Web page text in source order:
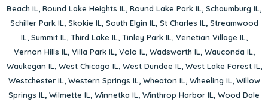
Beach IL, Round Lake Heights IL, Round Lake Park IL, Schaumburg IL,
Schiller Park IL, Skokie IL, South Elgin IL, St Charles IL, Streamwood
IL, Summit IL, Third Lake IL, Tinley Park IL, Venetian Village IL,
Vernon Hills IL, Villa Park IL, Volo IL, Wadsworth IL, Wauconda IL,
Waukegan IL, West Chicago IL, West Dundee IL, West Lake Forest IL,
Westchester IL, Western Springs IL, Wheaton IL, Wheeling IL, Willow
Springs IL, Wilmette IL, Winnetka IL, Winthrop Harbor IL, Wood Dale